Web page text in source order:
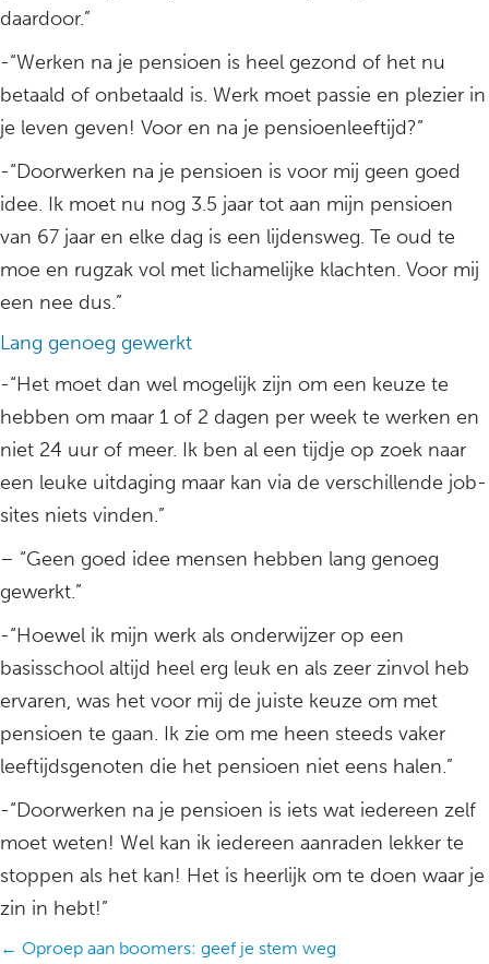
daardoor.”
-“Werken na je pensioen is heel gezond of het nu
betaald of onbetaald is. Werk moet passie en plezier in
je leven geven! Voor en na je pensioenleeftijd?”
-“Doorwerken na je pensioen is voor mij geen goed
idee. Ik moet nu nog 3.5 jaar tot aan mijn pensioen
van 67 jaar en elke dag is een lijdensweg. Te oud te
moe en rugzak vol met lichamelijke klachten. Voor mij
een nee dus.”
Lang genoeg gewerkt
-“Het moet dan wel mogelijk zijn om een keuze te
hebben om maar 1 of 2 dagen per week te werken en
niet 24 uur of meer. Ik ben al een tijdje op zoek naar
een leuke uitdaging maar kan via de verschillende job-
sites niets vinden.”
– “Geen goed idee mensen hebben lang genoeg
gewerkt.”
-“Hoewel ik mijn werk als onderwijzer op een
basisschool altijd heel erg leuk en als zeer zinvol heb
ervaren, was het voor mij de juiste keuze om met
pensioen te gaan. Ik zie om me heen steeds vaker
leeftijdsgenoten die het pensioen niet eens halen.”
-“Doorwerken na je pensioen is iets wat iedereen zelf
moet weten! Wel kan ik iedereen aanraden lekker te
stoppen als het kan! Het is heerlijk om te doen waar je
zin in hebt!”
Posts
← Oproep aan boomers: geef je stem weg